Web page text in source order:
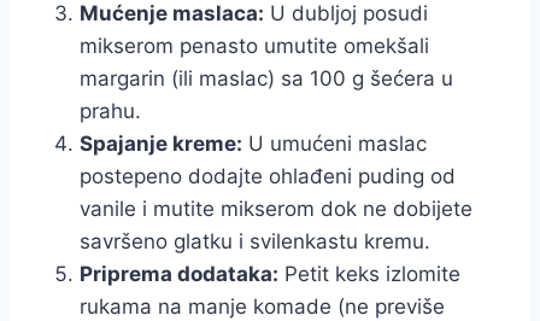
Mućenje maslaca: U dubljoj posudi
mikserom penasto umutite omekšali
margarin (ili maslac) sa 100 g šećera u
prahu.
Spajanje kreme: U umućeni maslac
postepeno dodajte ohlađeni puding od
vanile i mutite mikserom dok ne dobijete
savršeno glatku i svilenkastu kremu.
Priprema dodataka: Petit keks izlomite
rukama na manje komade (ne previše